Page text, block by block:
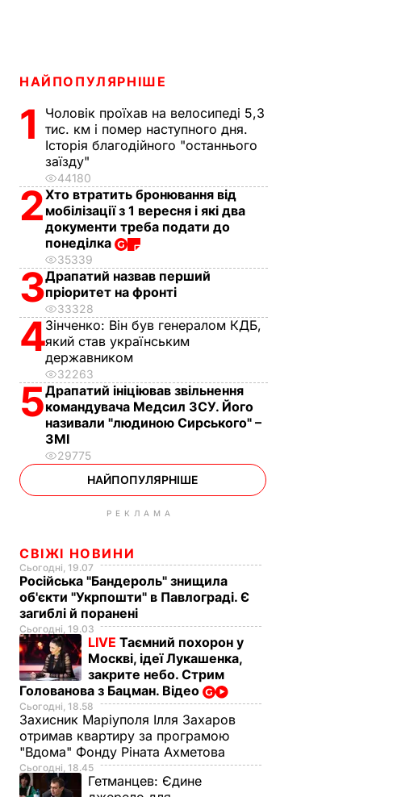
НАЙПОПУЛЯРНІШЕ
1
Чоловік проїхав на велосипеді 5,3
тис. км і помер наступного дня.
Історія благодійного "останнього
заїзду"
44180
2Хто втратить бронювання від
мобілізації з 1 вересня і які два
документи треба подати до
понеділка
35339
3Драпатий назвав перший
пріоритет на фронті
33328
4Зінченко: Він був генералом КДБ,
який став українським
державником
32263
5Драпатий ініціював звільнення
командувача Медсил ЗСУ. Його
називали "людиною Сирського" –
ЗМІ
29775
НАЙПОПУЛЯРНІШЕ
РЕКЛАМА
СВІЖІ НОВИНИ
Сьогодні, 19.07
Російська "Бандероль" знищила
об'єкти "Укрпошти" в Павлограді. Є
загиблі й поранені
Сьогодні, 19.03
LIVE Таємний похорон у
Москві, ідеї Лукашенка,
закрите небо. Стрим
Голованова з Бацман. Відео
Сьогодні, 18.58
Захисник Маріуполя Ілля Захаров
отримав квартиру за програмою
"Вдома" Фонду Ріната Ахметова
Сьогодні, 18.45
Гетманцев: Єдине